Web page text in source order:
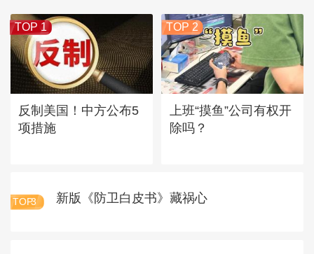
TOP 1
反制美国！中方公布5
项措施
TOP 2
上班“摸鱼”公司有权开
除吗？
TOP3 新版《防卫白皮书》藏祸心